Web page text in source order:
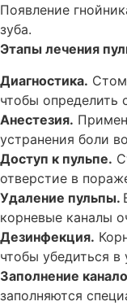
Появление
зуба.
Этапы лечения
Диагностика.
чтобы определить
Анестезия.
устранения боли
Доступ к пульпе.
отверстие в
Удаление пульпы.
корневые каналы
Дезинфекция.
чтобы убедиться в
Заполнение
заполняются